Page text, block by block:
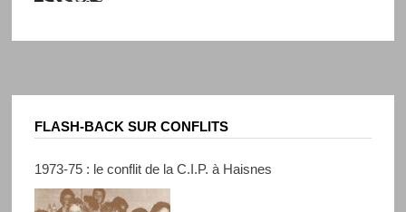
FLASH-BACK SUR CONFLITS
1973-75 : le conflit de la C.I.P. à Haisnes